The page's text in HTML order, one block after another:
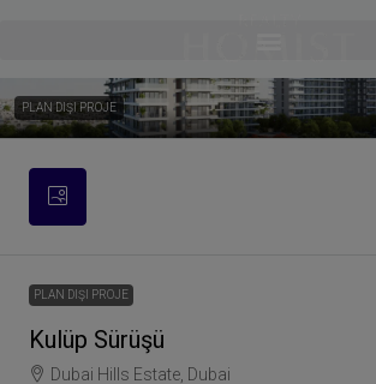
PLAN DIŞI PROJE
PLAN DIŞI PROJE
Kulüp Sürüşü
Dubai Hills Estate, Dubai